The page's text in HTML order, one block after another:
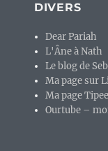
DIVERS
Dear Pariah
L'Âne à Nath
Le blog de
Ma page sur
Ma page
Ourtube –